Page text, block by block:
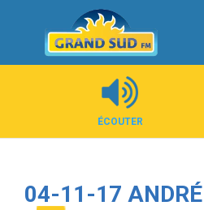
Panneau de gestion des cookies
ÉCOUTER
04-11-17 ANDRÉ